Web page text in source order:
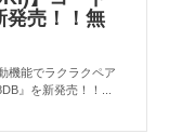
発売！！無
機能でラクラクペア
』を新発売！！...